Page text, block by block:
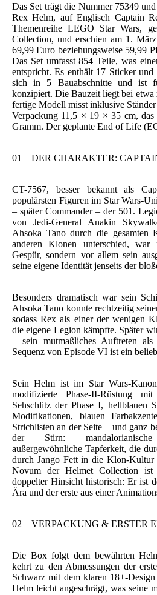
Das Set trägt die Nummer 75349
Rex Helm, auf Englisch Captain
Themenreihe LEGO Star Wars,
Collection, und erschien am 1.
69,99 Euro beziehungsweise 59,99
Das Set umfasst 854 Teile, was
entspricht. Es enthält 17 Sticker
sich in 5 Bauabschnitte und ist
konzipiert. Die Bauzeit liegt bei etwa
fertige Modell misst inklusive
Verpackung 11,5 × 19 × 35 cm,
Gramm. Der geplante End of Life
01 – DER CHARAKTER:
CT-7567, besser bekannt als
populärsten Figuren im Star Wars-
– später Commander – der 501.
von Jedi-General Anakin
Ahsoka Tano durch die gesamten
anderen Klonen unterschied,
Gespür, sondern vor allem sein
seine eigene Identität jenseits der
Besonders dramatisch war sein
Ahsoka Tano konnte rechtzeitig
sodass Rex als einer der wenigen
die eigene Legion kämpfte. Später
– sein mutmaßliches Auftreten
Sequenz von Episode VI ist ein
Sein Helm ist im Star Wars-
modifizierte Phase-II-Rüstung
Sehschlitz der Phase I, hellblauen
Modifikationen, blauen
Strichlisten an der Seite – und ganz
der Stirn:
außergewöhnliche Tapferkeit, die
durch Jango Fett in die Klon-Kultur
Novum der Helmet Collection
doppelter Hinsicht historisch: Er ist
Ära und der erste aus einer
02 – VERPACKUNG & ERSTER
Die Box folgt dem bewährten
kehrt zu den Abmessungen der
Schwarz mit dem klaren 18+-
Helm leicht angeschrägt, was seine